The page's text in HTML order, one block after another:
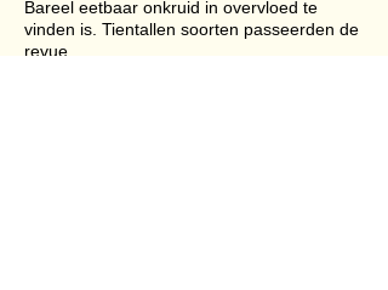
Bareel eetbaar onkruid in overvloed te
vinden is. Tientallen soorten passeerden de
revue.